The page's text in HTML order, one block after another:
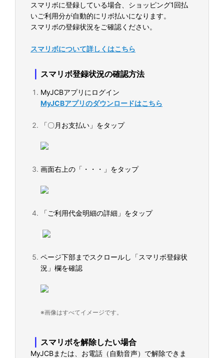
スマリボに登録している場合、ショッピング1回払
いご利用分が自動的にリボ払いになります。
スマリボの登録状況をご確認ください。
スマリボについて詳しくはこちら
｜ スマリボ登録状況の確認方法
MyJCBアプリにログイン
MyJCBアプリのダウンロードはこちら
「〇月お支払い」をタップ
画面右上の「・・・」をタップ
「ご利用代金明細の詳細」をタップ
ページ下部までスクロールし「スマリボ登録状
況」欄を確認
※画像はすべてイメージです。
｜ スマリボを解除したい場合
MyJCBまたは、お電話（自動音声）で解除できま